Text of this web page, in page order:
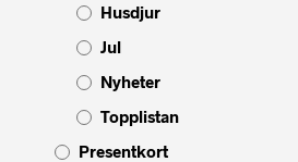
Husdjur
Jul
Nyheter
Topplistan
Presentkort